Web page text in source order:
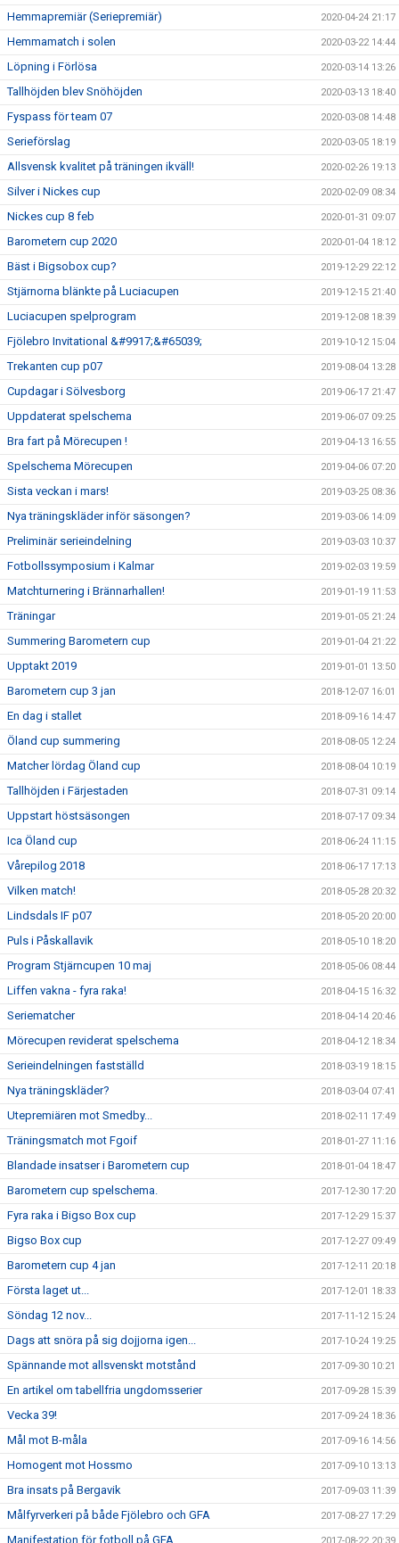
Hemmapremiär (Seriepremiär) 2020-04-24 21:17
Hemmamatch i solen 2020-03-22 14:44
Löpning i Förlösa 2020-03-14 13:26
Tallhöjden blev Snöhöjden 2020-03-13 18:40
Fyspass för team 07 2020-03-08 14:48
Serieförslag 2020-03-05 18:19
Allsvensk kvalitet på träningen ikväll! 2020-02-26 19:13
Silver i Nickes cup 2020-02-09 08:34
Nickes cup 8 feb 2020-01-31 09:07
Barometern cup 2020 2020-01-04 18:12
Bäst i Bigsobox cup? 2019-12-29 22:12
Stjärnorna blänkte på Luciacupen 2019-12-15 21:40
Luciacupen spelprogram 2019-12-08 18:39
Fjölebro Invitational &#9917;&#65039; 2019-10-12 15:04
Trekanten cup p07 2019-08-04 13:28
Cupdagar i Sölvesborg 2019-06-17 21:47
Uppdaterat spelschema 2019-06-07 09:25
Bra fart på Mörecupen ! 2019-04-13 16:55
Spelschema Mörecupen 2019-04-06 07:20
Sista veckan i mars! 2019-03-25 08:36
Nya träningskläder inför säsongen? 2019-03-06 14:09
Preliminär serieindelning 2019-03-03 10:37
Fotbollssymposium i Kalmar 2019-02-03 19:59
Matchturnering i Brännarhallen! 2019-01-19 11:53
Träningar 2019-01-05 21:24
Summering Barometern cup 2019-01-04 21:22
Upptakt 2019 2019-01-01 13:50
Barometern cup 3 jan 2018-12-07 16:01
En dag i stallet 2018-09-16 14:47
Öland cup summering 2018-08-05 12:24
Matcher lördag Öland cup 2018-08-04 10:19
Tallhöjden i Färjestaden 2018-07-31 09:14
Uppstart höstsäsongen 2018-07-17 09:34
Ica Öland cup 2018-06-24 11:15
Vårepilog 2018 2018-06-17 17:13
Vilken match! 2018-05-28 20:32
Lindsdals IF p07 2018-05-20 20:00
Puls i Påskallavik 2018-05-10 18:20
Program Stjärncupen 10 maj 2018-05-06 08:44
Liffen vakna - fyra raka! 2018-04-15 16:32
Seriematcher 2018-04-14 20:46
Mörecupen reviderat spelschema 2018-04-12 18:34
Serieindelningen fastställd 2018-03-19 18:15
Nya träningskläder? 2018-03-04 07:41
Utepremiären mot Smedby... 2018-02-11 17:49
Träningsmatch mot Fgoif 2018-01-27 11:16
Blandade insatser i Barometern cup 2018-01-04 18:47
Barometern cup spelschema. 2017-12-30 17:20
Fyra raka i Bigso Box cup 2017-12-29 15:37
Bigso Box cup 2017-12-27 09:49
Barometern cup 4 jan 2017-12-11 20:18
Första laget ut... 2017-12-01 18:33
Söndag 12 nov... 2017-11-12 15:24
Dags att snöra på sig dojjorna igen... 2017-10-24 19:25
Spännande mot allsvenskt motstånd 2017-09-30 10:21
En artikel om tabellfria ungdomsserier 2017-09-28 15:39
Vecka 39! 2017-09-24 18:36
Mål mot B-måla 2017-09-16 14:56
Homogent mot Hossmo 2017-09-10 13:13
Bra insats på Bergavik 2017-09-03 11:39
Målfyrverkeri på både Fjölebro och GFA 2017-08-27 17:29
Manifestation för fotboll på GFA